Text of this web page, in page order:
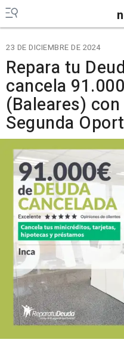
23 DE DICIEMBRE DE 2024
Repara tu
cancela
(Baleares)
Segunda